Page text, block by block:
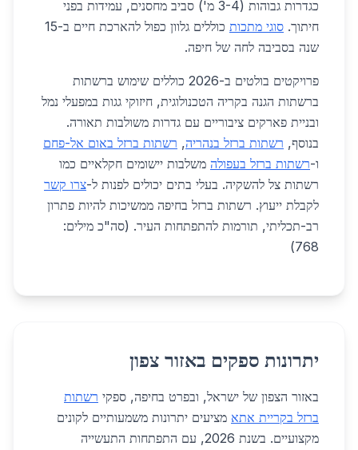
כגדרות גבוהות (3-4 מ') סביב מחסנים, עמידות בפני
חיתוך. סוגי מתכות
כוללים גלוון כפול להארכת חיים ב-15
שנה בסביבה לחה של חיפה.
פרויקטים בולטים ב-2026 כוללים שימוש ברשתות
ברשתות הגנה בקריה הטכנולוגית, חיזוקי גגות במפעלי נמל
ובניית פארקים ציבוריים עם גדרות משולבות תאורה.
בנוסף, רשתות ברזל בנהריה, רשתות ברזל באום אל-פחם
ו-רשתות ברזל בעפולה משלבות יישומים חקלאיים כמו
רשתות צל להשקיה. בעלי בתים יכולים לפנות ל-צרו קשר
לקבלת ייעוץ. רשתות ברזל בחיפה ממשיכות להיות פתרון
רב-תכליתי, תורמות להתפתחות העיר. (סה"כ מילים:
768)
יתרונות ספקים באזור צפון
באזור הצפון של ישראל, ובפרט בחיפה, ספקי רשתות
ברזל בקריית אתא מציעים יתרונות משמעותיים לקונים
מקצועיים. בשנת 2026, עם התפתחות התעשייה